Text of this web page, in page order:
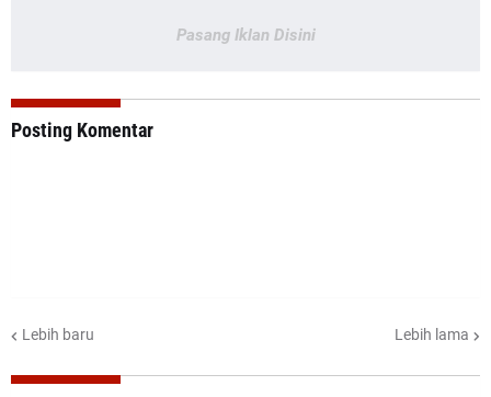
Pasang Iklan Disini
Posting Komentar
Lebih baru Lebih lama